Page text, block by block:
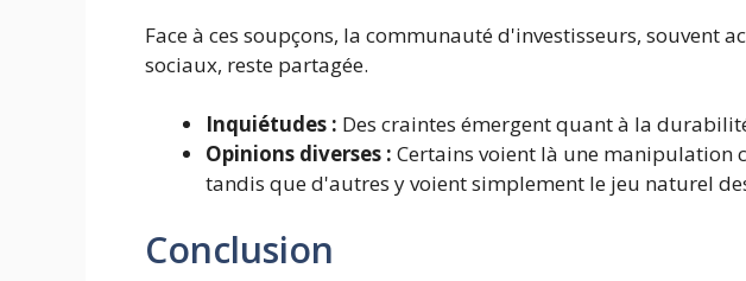
Face à ces soupçons, la communauté d'investisseurs, souvent
sociaux, reste partagée.
Inquiétudes : Des craintes émergent quant à la
Opinions diverses : Certains voient là une manipulation
tandis que d'autres y voient simplement le jeu naturel
Conclusion